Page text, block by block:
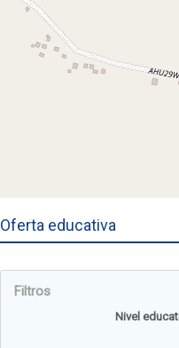
Oferta educativa
Filtros
Nivel